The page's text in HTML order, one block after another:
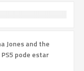
Jones and the
pode estar